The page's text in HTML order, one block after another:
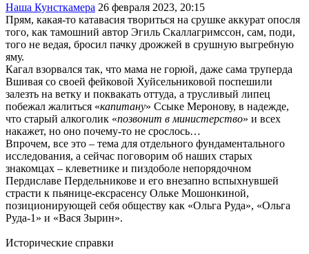
Наша Кунсткамера 26 февраля 2023, 20:15
Прям, какая-то катавасия твориться на срушке аккурат опосля
того, как тамошний автор Эгиль Скаллагримссон, сам, поди,
того не ведая, бросил пачку дрожжей в срушную выгребную
яму.
Кагал взорвался так, что мама не горюй, даже сама труперда
Вшивая со своей фейковой Хуйсельниковой поспешили
залезть на ветку и поквакать оттуда, а трусливый липец
побежал жалиться «капитану» Ссыке Меронову, в надежде,
что старый алкоголик «позвонит в министерство» и всех
накажет, но оно почему-то не срослось…
Впрочем, все это – тема для отдельного фундаментального
исследования, а сейчас поговорим об наших старых
знакомцах – клеветнике и пиздоболе непорядочном
Пердиславе Пердельникове и его внезапно вспыхнувшей
страсти к пьянице-ексрасенсу Ольке Мошонкиной,
позиционирующей себя обществу как «Ольга Руда», «Ольга
Руда-1» и «Вася Зырин».
Исторические справки